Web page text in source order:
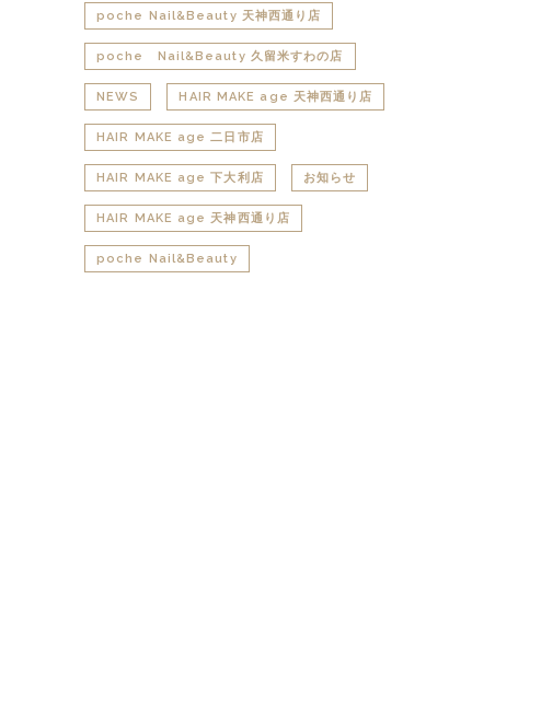
poche Nail&Beauty 天神西通り店
poche Nail&Beauty 久留米すわの店
NEWS HAIR MAKE age 天神西通り店
HAIR MAKE age 二日市店
HAIR MAKE age 下大利店 お知らせ
HAIR MAKE age 天神西通り店
poche Nail&Beauty